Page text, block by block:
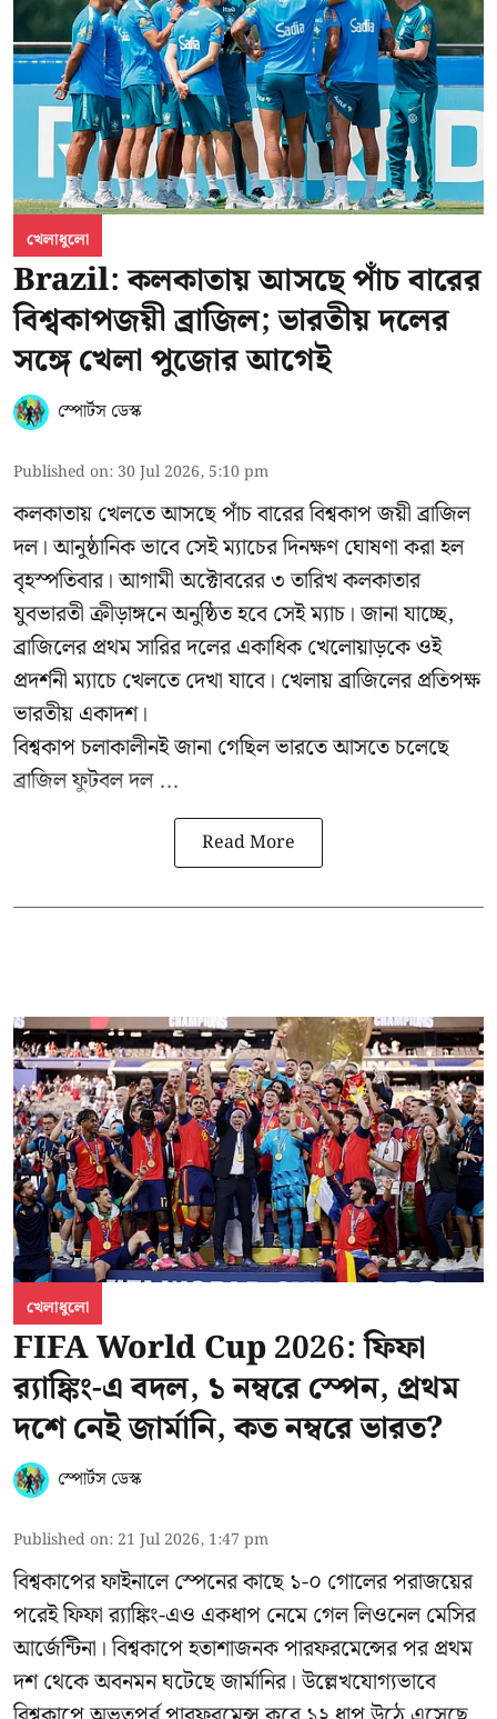
খেলাধুলো
Brazil: কলকাতায় আসছে পাঁচ বারের
বিশ্বকাপজয়ী ব্রাজিল; ভারতীয় দলের
সঙ্গে খেলা পুজোর আগেই
স্পোর্টস ডেস্ক
Published on: 30 Jul 2026, 5:10 pm
কলকাতায় খেলতে আসছে পাঁচ বারের বিশ্বকাপ জয়ী ব্রাজিল
দল। আনুষ্ঠানিক ভাবে সেই ম্যাচের দিনক্ষণ ঘোষণা করা হল
বৃহস্পতিবার। আগামী অক্টোবরের ৩ তারিখ কলকাতার
যুবভারতী ক্রীড়াঙ্গনে অনুষ্ঠিত হবে সেই ম্যাচ। জানা যাচ্ছে,
ব্রাজিলের প্রথম সারির দলের একাধিক খেলোয়াড়কে ওই
প্রদর্শনী ম্যাচে খেলতে দেখা যাবে। খেলায় ব্রাজিলের প্রতিপক্ষ
ভারতীয় একাদশ।
বিশ্বকাপ চলাকালীনই জানা গেছিল ভারতে আসতে চলেছে
ব্রাজিল ফুটবল দল ...
Read More
খেলাধুলো
FIFA World Cup 2026: ফিফা
র‍্যাঙ্কিং-এ বদল, ১ নম্বরে স্পেন, প্রথম
দশে নেই জার্মানি, কত নম্বরে ভারত?
স্পোর্টস ডেস্ক
Published on: 21 Jul 2026, 1:47 pm
বিশ্বকাপের ফাইনালে স্পেনের কাছে ১-০ গোলের পরাজয়ের
পরেই ফিফা র‍্যাঙ্কিং-এও একধাপ নেমে গেল লিওনেল মেসির
আর্জেন্টিনা। বিশ্বকাপে হতাশাজনক পারফরমেন্সের পর প্রথম
দশ থেকে অবনমন ঘটেছে জার্মানির। উল্লেখযোগ্যভাবে